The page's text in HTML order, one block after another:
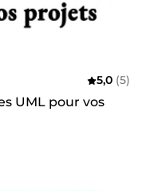
5,0 (5)
UML pour vos